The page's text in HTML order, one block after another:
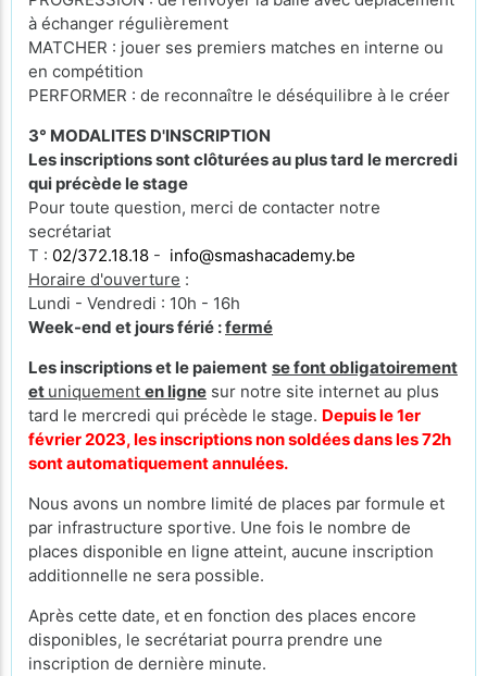
à échanger régulièrement
MATCHER : jouer ses premiers matches en interne ou
en compétition
PERFORMER : de reconnaître le déséquilibre à le créer
3° MODALITES D'INSCRIPTION
Les inscriptions sont clôturées au plus tard le mercredi
qui précède le stage
Pour toute question, merci de contacter notre
secrétariat
T : 02/372.18.18 - info@smashacademy.be
Horaire d'ouverture :
Lundi - Vendredi : 10h - 16h
Week-end et jours férié :fermé
Les inscriptions et le paiement se font obligatoirement
et uniquement en ligne sur notre site internet au plus
tard le mercredi qui précède le stage. Depuis le 1er
février 2023, les inscriptions non soldées dans les 72h
sont automatiquement annulées.
Nous avons un nombre limité de places par formule et
par infrastructure sportive. Une fois le nombre de
places disponible en ligne atteint, aucune inscription
additionnelle ne sera possible.
Après cette date, et en fonction des places encore
disponibles, le secrétariat pourra prendre une
inscription de dernière minute.